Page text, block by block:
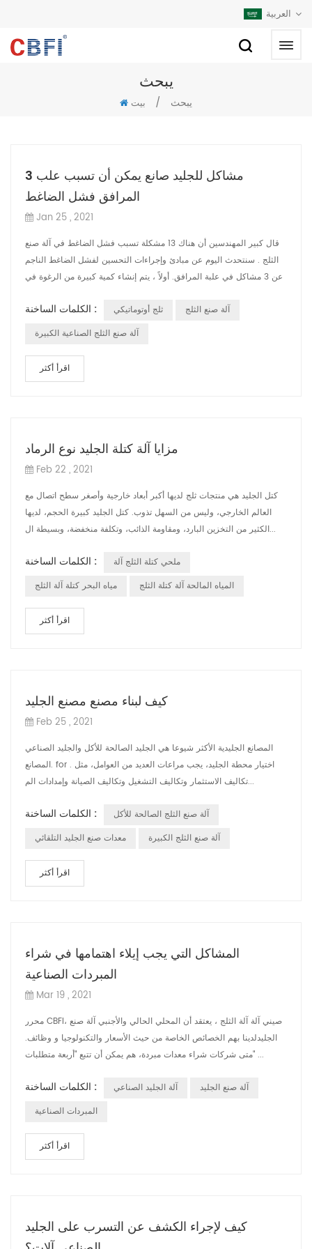
العربية
يبحث
بيت / يبحث
3 مشاكل للجليد صانع يمكن أن تسبب علب
المرافق فشل الضاغط
Jan 25 , 2021
قال كبير المهندسين أن هناك 13 مشكلة تسبب فشل الضاغط في آلة صنع
الثلج . سنتحدث اليوم عن مبادئ وإجراءات التحسين لفشل الضاغط الناجم
عن 3 مشاكل في علبة المرافق. أولاً ، يتم إنشاء كمية كبيرة من الرغوة في
الكلمات الساخنة : ثلج أوتوماتيكي
آلة صنع الثلج
آلة صنع الثلج الصناعية الكبيرة
اقرأ أكثر
مزايا آلة كتلة الجليد نوع الرماد
Feb 22 , 2021
كتل الجليد هي منتجات ثلج لديها أكبر أبعاد خارجية وأصغر سطح اتصال مع
العالم الخارجي، وليس من السهل تذوب. كتل الجليد كبيرة الحجم، لديها
الكثير من التخزين البارد، ومقاومة الذائب، وتكلفة منخفضة، وبسيطة ال...
الكلمات الساخنة :
ملحي كتلة الثلج آلة
مياه البحر كتلة آلة الثلج
المياه المالحة آلة كتلة الثلج
اقرأ أكثر
كيف لبناء مصنع مصنع الجليد
Feb 25 , 2021
المصانع الجليدية الأكثر شيوعا هي الجليد الصالحة للأكل والجليد الصناعي
المصانع. for . اختيار محطة الجليد، يجب مراعات العديد من العوامل، مثل
تكاليف الاستثمار وتكاليف التشغيل وتكاليف الصيانة وإمدادات الم...
الكلمات الساخنة :
آلة صنع الثلج الصالحة للأكل
معدات صنع الجليد التلقائي
آلة صنع الثلج الكبيرة
اقرأ أكثر
المشاكل التي يجب إيلاء اهتمامها في شراء
المبردات الصناعية
Mar 19 , 2021
محرر CBFI، صيني آلة آلة الثلج ، يعتقد أن المحلي الحالي والأجنبي آلة صنع
الجليدلدينا بهم الخصائص الخاصة من حيث الأسعار والتكنولوجيا و وظائف.
متى شركات شراء معدات مبردة، هم يمكن أن تتبع "أربعة متطلبات" ...
الكلمات الساخنة : آلة الجليد الصناعي
آلة صنع الجليد
المبردات الصناعية
اقرأ أكثر
كيف لإجراء الكشف عن التسرب على الجليد